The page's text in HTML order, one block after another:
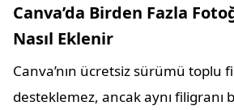
Canva’da Birden Fazla
Nasıl Eklenir
Canva’nın ücretsiz sürümü toplu
desteklemez, ancak aynı filigranı